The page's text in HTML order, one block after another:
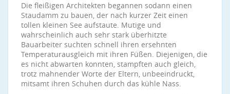
Die fleißigen Architekten begannen sodann einen
Staudamm zu bauen, der nach kurzer Zeit einen
tollen kleinen See aufstaute. Mutige und
wahrscheinlich auch sehr stark überhitzte
Bauarbeiter suchten schnell ihren ersehnten
Temperaturausgleich mit ihren Füßen. Diejenigen, die
es nicht abwarten konnten, stampften auch gleich,
trotz mahnender Worte der Eltern, unbeeindruckt,
mitsamt ihren Schuhen durch das kühle Nass.